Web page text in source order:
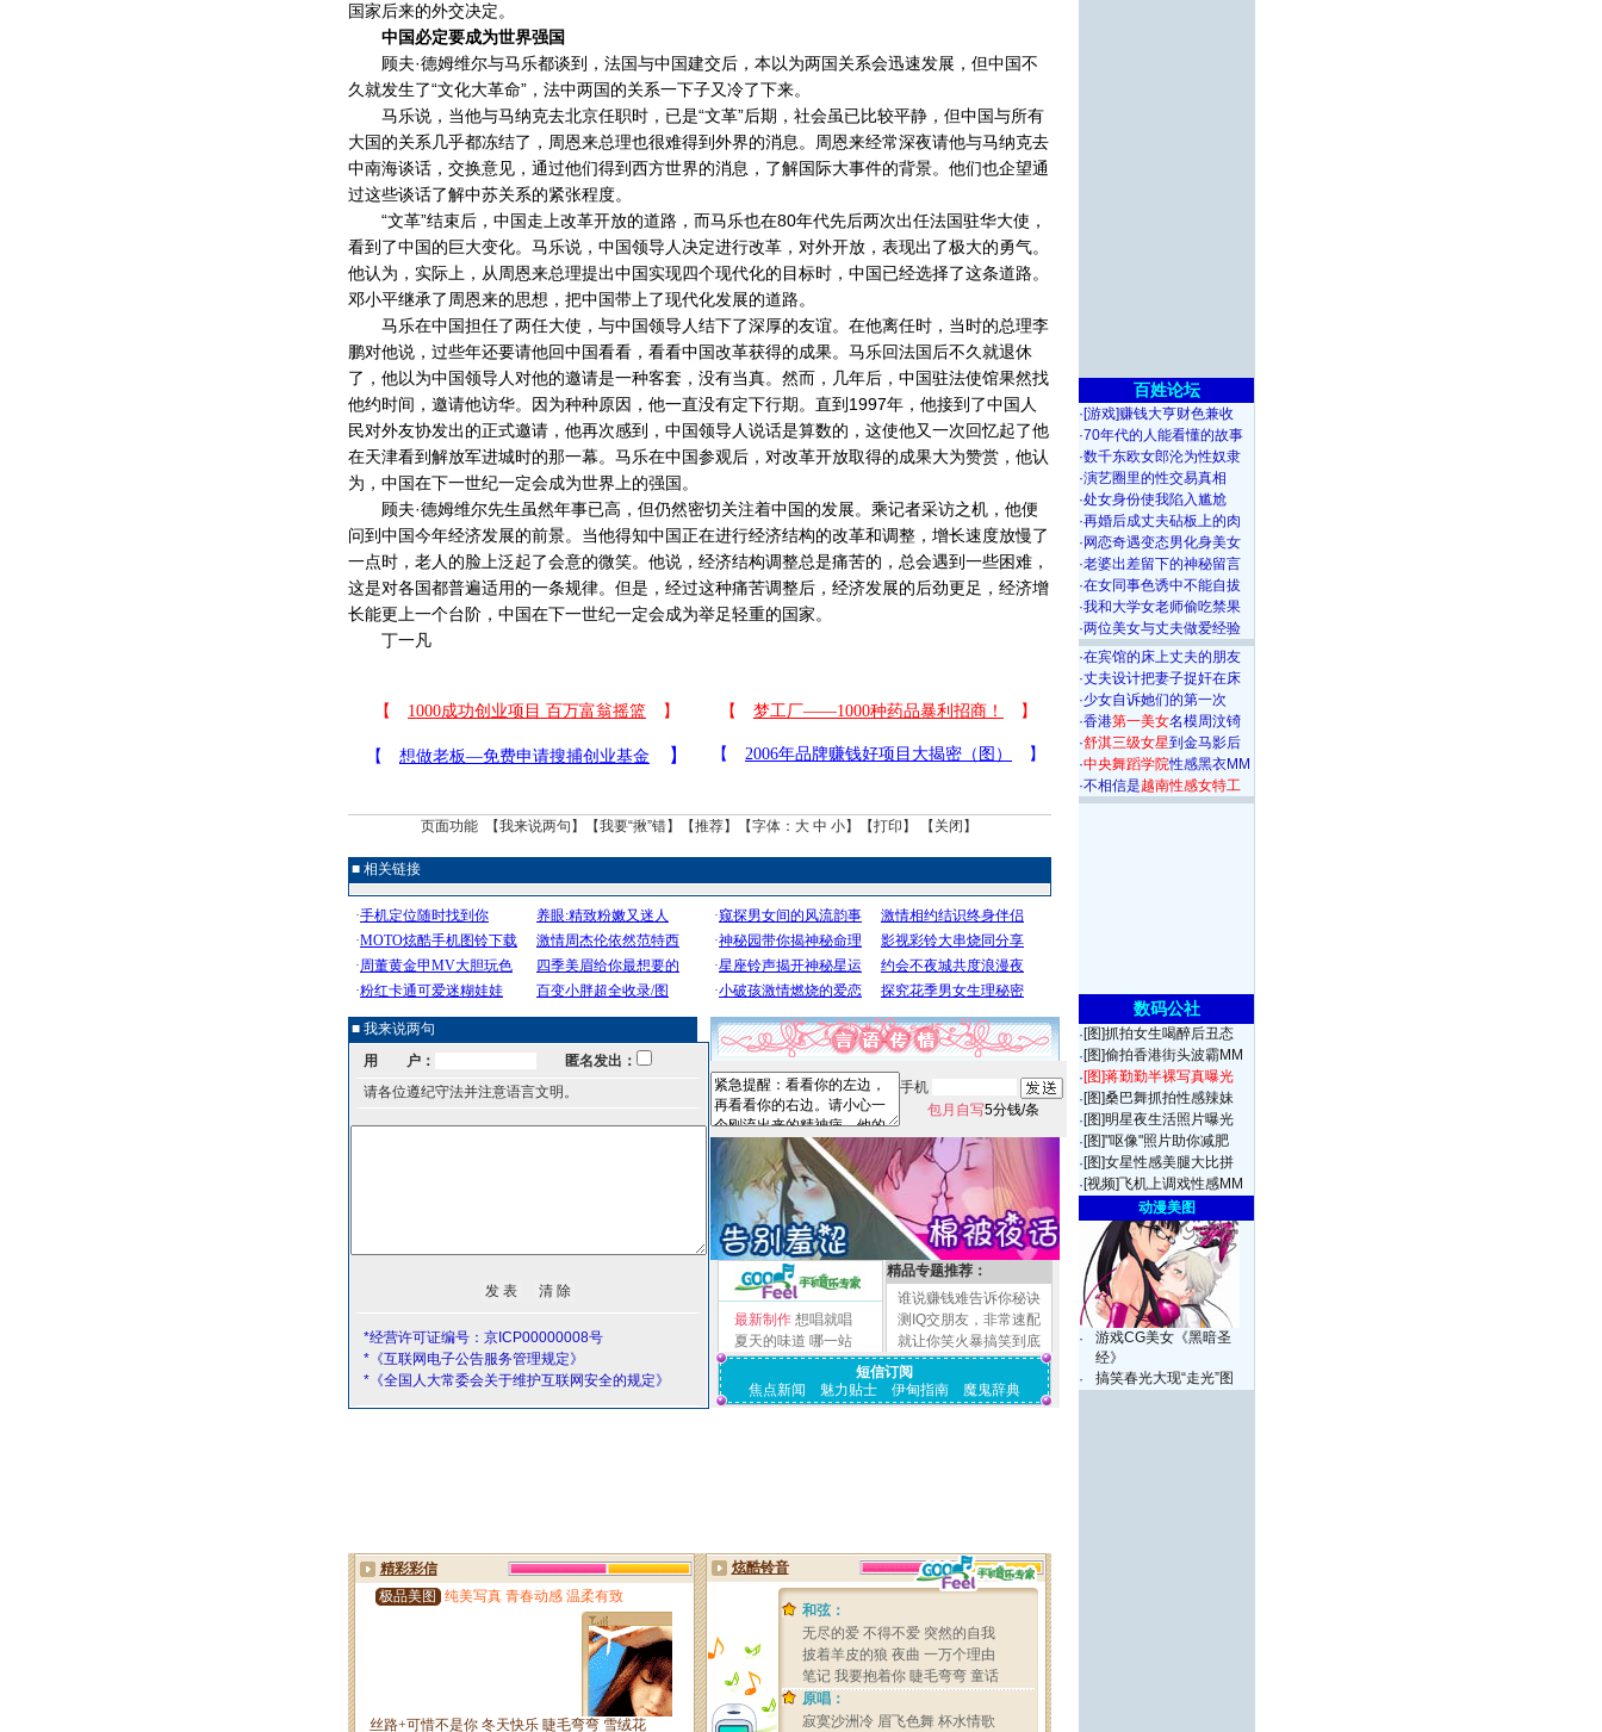
国家后来的外交决定。
中国必定要成为世界强国
顾夫·德姆维尔与马乐都谈到，法国与中国建交后，本以为两国关系会迅速发展，但中国不
久就发生了“文化大革命”，法中两国的关系一下子又冷了下来。
马乐说，当他与马纳克去北京任职时，已是“文革”后期，社会虽已比较平静，但中国与所有
大国的关系几乎都冻结了，周恩来总理也很难得到外界的消息。周恩来经常深夜请他与马纳克去
中南海谈话，交换意见，通过他们得到西方世界的消息，了解国际大事件的背景。他们也企望通
过这些谈话了解中苏关系的紧张程度。
“文革”结束后，中国走上改革开放的道路，而马乐也在80年代先后两次出任法国驻华大使，
看到了中国的巨大变化。马乐说，中国领导人决定进行改革，对外开放，表现出了极大的勇气。
他认为，实际上，从周恩来总理提出中国实现四个现代化的目标时，中国已经选择了这条道路。
邓小平继承了周恩来的思想，把中国带上了现代化发展的道路。
马乐在中国担任了两任大使，与中国领导人结下了深厚的友谊。在他离任时，当时的总理李
鹏对他说，过些年还要请他回中国看看，看看中国改革获得的成果。马乐回法国后不久就退休
了，他以为中国领导人对他的邀请是一种客套，没有当真。然而，几年后，中国驻法使馆果然找
他约时间，邀请他访华。因为种种原因，他一直没有定下行期。直到1997年，他接到了中国人
民对外友协发出的正式邀请，他再次感到，中国领导人说话是算数的，这使他又一次回忆起了他
在天津看到解放军进城时的那一幕。马乐在中国参观后，对改革开放取得的成果大为赞赏，他认
为，中国在下一世纪一定会成为世界上的强国。
顾夫·德姆维尔先生虽然年事已高，但仍然密切关注着中国的发展。乘记者采访之机，他便
问到中国今年经济发展的前景。当他得知中国正在进行经济结构的改革和调整，增长速度放慢了
一点时，老人的脸上泛起了会意的微笑。他说，经济结构调整总是痛苦的，总会遇到一些困难，
这是对各国都普遍适用的一条规律。但是，经过这种痛苦调整后，经济发展的后劲更足，经济增
长能更上一个台阶，中国在下一世纪一定会成为举足轻重的国家。
丁一凡
页面功能 【我来说两句 】【我要“揪”错】【推荐】【字体： 大 中 小】【打印 】 【 关闭 】
■ 相关链接
■ 我来说两句
用 户：
匿名发出：
请各位遵纪守法并注意语言文明。
*经营许可证编号：京ICP00000008号
*《互联网电子公告服务管理规定》
*《全国人大常委会关于维护互联网安全的规定》
手机
包月自写5分钱/条
最新制作 想唱就唱
夏天的味道 哪一站
精品专题推荐：
谁说赚钱难告诉你秘诀
测IQ交朋友，非常速配
就让你笑火暴搞笑到底
短信订阅
焦点新闻
魅力贴士 伊甸指南 魔鬼辞典
百姓论坛
· [游戏]赚钱大亨财色兼收
·70年代的人能看懂的故事
·数千东欧女郎沦为性奴隶
·演艺圈里的性交易真相
·处女身份使我陷入尴尬
·再婚后成丈夫砧板上的肉
· 网恋奇遇变态男化身美女
·老婆出差留下的神秘留言
·在女同事色诱中不能自拔
·我和大学女老师偷吃禁果
·两位美女与丈夫做爱经验
·在宾馆的床上丈夫的朋友
·丈夫设计把妻子捉奸在床
·少女自诉她们的第一次
·香港第一美女名模周汶锜
·舒淇三级女星到金马影后
·中央舞蹈学院性感黑衣MM
·不相信是越南性感女特工
数码公社
· [图]抓拍女生喝醉后丑态
· [图]偷拍香港街头波霸MM
·[图]蒋勤勤半裸写真曝光
· [图]桑巴舞抓拍性感辣妹
· [图]明星夜生活照片曝光
· [图]"呕像"照片助你减肥
· [图]女星性感美腿大比拼
· [视频]飞机上调戏性感MM
动漫美图
·
游戏CG美女《黑暗圣
经》
·
搞笑春光大现“走光”图